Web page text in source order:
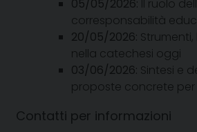
05/05/2026: Il ruolo
corresponsabilità
20/05/2026:
nella catechesi oggi
03/06/2026: Sintesi e
proposte concrete
Contatti per informazioni